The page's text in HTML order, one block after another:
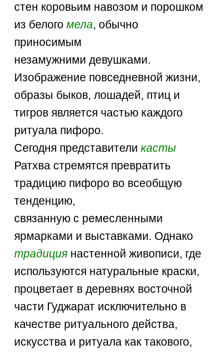
стен коровьим навозом и порошком
из белогомела, обычно
приносимым
незамужними девушками.
Изображение повседневной жизни,
образы быков, лошадей, птиц и
тигров является частью каждого
ритуала пифоро.
Сегодня представителикасты
Ратхва стремятся превратить
традицию пифоро во всеобщую
тенденцию,
связанную с ремесленными
ярмарками и выставками. Однако
традиция настенной живописи, где
используются натуральные краски,
процветает в деревнях восточной
части Гуджарат исключительно в
качестве ритуального действа,
искусства и ритуала как такового,